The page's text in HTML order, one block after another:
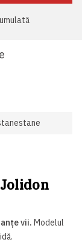
vii. Modelul